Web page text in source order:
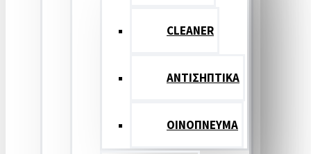
CLEANER
ΑΝΤΙΣΗΠΤΙΚΑ
ΟΙΝΟΠΝΕΥΜΑ